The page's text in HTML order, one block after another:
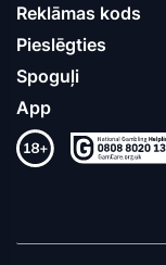
Reklāmas kods
Pieslēgties
Spoguļi
App